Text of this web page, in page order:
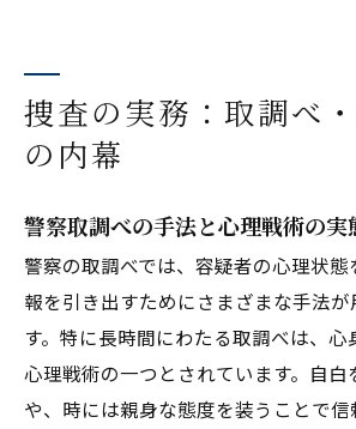
捜査の実務：取調べ
の内幕
警察取調べの手法と心理戦術の実
警察の取調べでは、容疑者の心理状
報を引き出すためにさまざまな手法
す。特に長時間にわたる取調べは、心
心理戦術の一つとされています。自白
や、時には親身な態度を装うことで